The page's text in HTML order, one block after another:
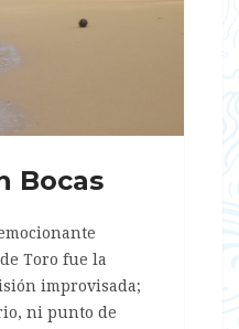
Bocas
Toro fue la
improvisada;
ni punto de